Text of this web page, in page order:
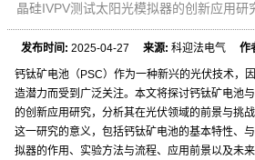
晶硅IVPV测试太阳光模拟器的创新应用研
发布时间: 2025-04-27来源: 科迎法电气作
钙钛矿电池（PSC）作为一种新兴的光伏技术，
造潜力而受到广泛关注。本文将探讨钙钛矿电池
的创新应用研究，分析其在光伏领域的前景与挑
这一研究的意义，包括钙钛矿电池的基本特性、
拟器的作用、实验方法与流程、应用前景以及未